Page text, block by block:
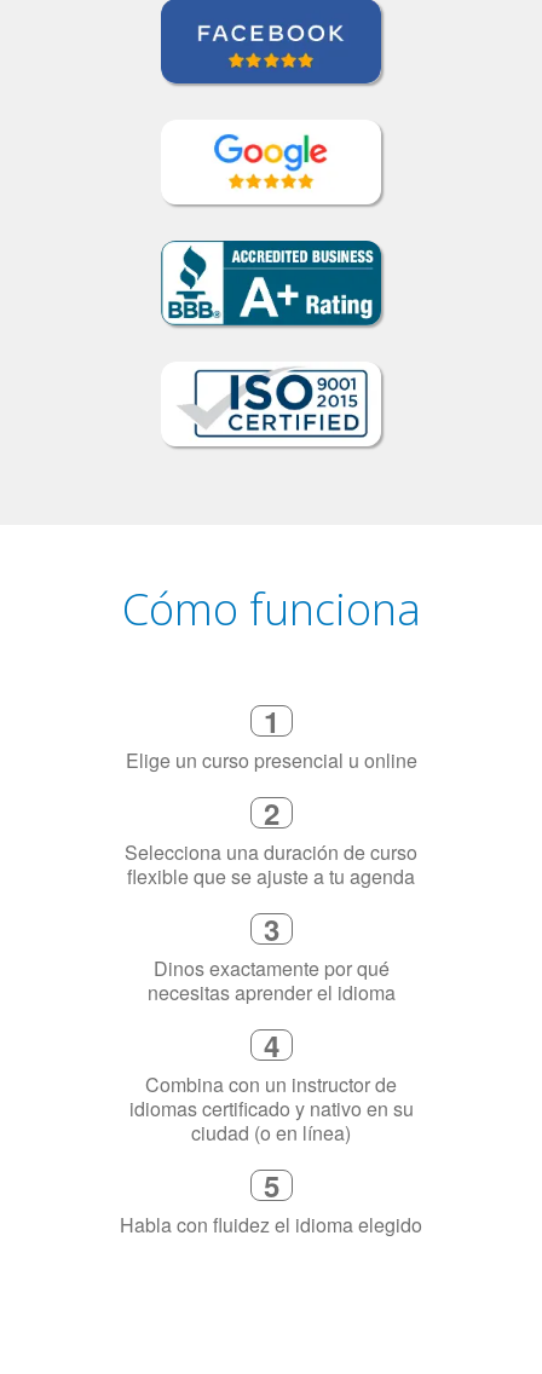
Cómo funciona
1
Elige un curso presencial u online
2
Selecciona una duración de curso
flexible que se ajuste a tu agenda
3
Dinos exactamente por qué
necesitas aprender el idioma
4
Combina con un instructor de
idiomas certificado y nativo en su